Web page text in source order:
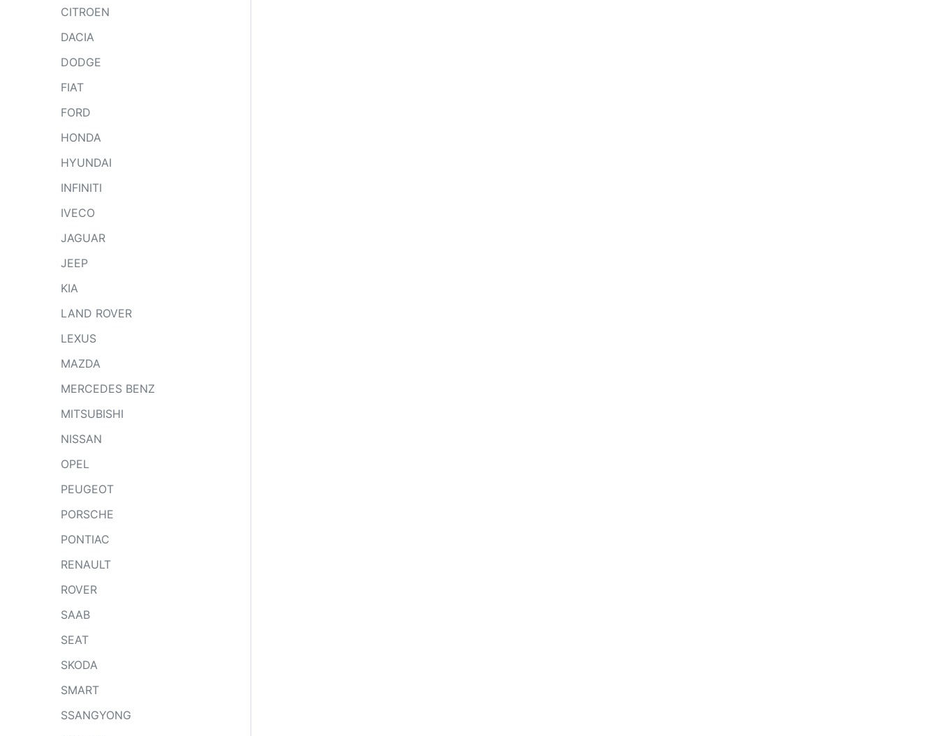
CITROEN
DACIA
DODGE
FIAT
FORD
HONDA
HYUNDAI
INFINITI
IVECO
JAGUAR
JEEP
KIA
LAND ROVER
LEXUS
MAZDA
MERCEDES BENZ
MITSUBISHI
NISSAN
OPEL
PEUGEOT
PORSCHE
PONTIAC
RENAULT
ROVER
SAAB
SEAT
SKODA
SMART
SSANGYONG